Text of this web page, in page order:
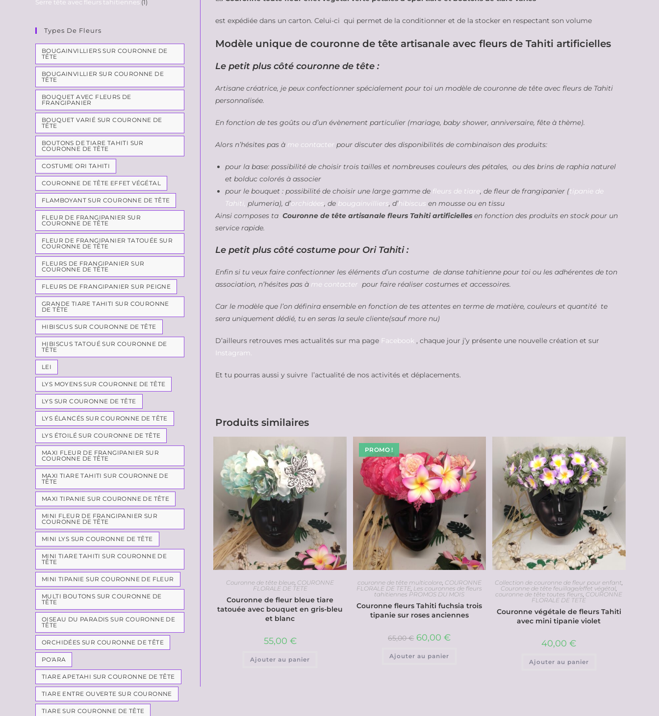
est expédiée dans un carton. Celui-ci qui permet de la conditionner et de la stocker en respectant son volume
Modèle unique de couronne de tête artisanale avec fleurs de Tahiti artificielles
Le petit plus côté couronne de tête :
Artisane créatrice, je peux confectionner spécialement pour toi un modèle de couronne de tête avec fleurs de Tahiti
personnalisée.
En fonction de tes goûts ou d’un évènement particulier (mariage, baby shower, anniversaire, fête à thème).
Alors n’hésites pas à me contacter pour discuter des disponibilités de combinaison des produits:
pour la base: possibilité de choisir trois tailles et nombreuses couleurs des pétales, ou des brins de raphia naturel
et bolduc colorés à associer
pour le bouquet : possibilité de choisir une large gamme de fleurs de tiare, de fleur de frangipanier (tipanie de
Tahiti, plumeria), d’orchidées, de bougainvilliers, d’hibiscus en mousse ou en tissu
Ainsi composes ta Couronne de tête artisanale fleurs Tahiti artificielles en fonction des produits en stock pour un
service rapide.
Le petit plus côté costume pour Ori Tahiti :
Enfin si tu veux faire confectionner les éléments d’un costume de danse tahitienne pour toi ou les adhérentes de ton
association, n’hésites pas à me contacter pour faire réaliser costumes et accessoires.
Car le modèle que l’on définira ensemble en fonction de tes attentes en terme de matière, couleurs et quantité te
sera uniquement dédié, tu en seras la seule cliente(sauf more nu)
D’ailleurs retrouves mes actualités sur ma page Facebook , chaque jour j’y présente une nouvelle création et sur
Instagram.
Et tu pourras aussi y suivre l’actualité de nos activités et déplacements.
Produits similaires
Couronne de tête bleue, COURONNE
FLORALE DE TETE
Couronne de fleur bleue tiare
tatouée avec bouquet en gris-bleu
et blanc
55,00 €
Ajouter au panier
PROMO !
couronne de tête multicolore, COURONNE
FLORALE DE TETE, Les couronnes de fleurs
tahitiennes PROMOS DU MOIS
Couronne fleurs Tahiti fuchsia trois
tipanie sur roses anciennes
65,00€ 60,00€
Ajouter au panier
Collection de couronne de fleur pour enfant,
Couronne de tête feuillage/effet végétal,
couronne de tête toutes fleurs, COURONNE
FLORALE DE TETE
Couronne végétale de fleurs Tahiti
avec mini tipanie violet
40,00€
Ajouter au panier
Serre tête avec fleurs tahitiennes 1
Types De Fleurs
BOUGAINVILLIERS SUR COURONNE DE
TÊTE
BOUGAINVILLIER SUR COURONNE DE
TÊTE
BOUQUET AVEC FLEURS DE
FRANGIPANIER
BOUQUET VARIÉ SUR COURONNE DE
TÊTE
BOUTONS DE TIARE TAHITI SUR
COURONNE DE TÊTE
COSTUME ORI TAHITI
COURONNE DE TÊTE EFFET VÉGÉTAL
FLAMBOYANT SUR COURONNE DE TÊTE
FLEUR DE FRANGIPANIER SUR
COURONNE DE TÊTE
FLEUR DE FRANGIPANIER TATOUÉE SUR
COURONNE DE TÊTE
FLEURS DE FRANGIPANIER SUR
COURONNE DE TÊTE
FLEURS DE FRANGIPANIER SUR PEIGNE
GRANDE TIARE TAHITI SUR COURONNE
DE TÊTE
HIBISCUS SUR COURONNE DE TÊTE
HIBISCUS TATOUÉ SUR COURONNE DE
TÊTE
LEI
LYS MOYENS SUR COURONNE DE TÊTE
LYS SUR COURONNE DE TÊTE
LYS ÉLANCÉS SUR COURONNE DE TÊTE
LYS ÉTOILÉ SUR COURONNE DE TÊTE
MAXI FLEUR DE FRANGIPANIER SUR
COURONNE DE TÊTE
MAXI TIARE TAHITI SUR COURONNE DE
TÊTE
MAXI TIPANIE SUR COURONNE DE TÊTE
MINI FLEUR DE FRANGIPANIER SUR
COURONNE DE TÊTE
MINI LYS SUR COURONNE DE TÊTE
MINI TIARE TAHITI SUR COURONNE DE
TÊTE
MINI TIPANIE SUR COURONNE DE FLEUR
MULTI BOUTONS SUR COURONNE DE
TÊTE
OISEAU DU PARADIS SUR COURONNE DE
TÊTE
ORCHIDÉES SUR COURONNE DE TÊTE
PO'ARA
TIARE APETAHI SUR COURONNE DE TÊTE
TIARE ENTRE OUVERTE SUR COURONNE
TIARE SUR COURONNE DE TÊTE